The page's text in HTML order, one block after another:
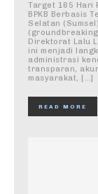
Target 165 Hari
BPKB Berbasis
Selatan
Direktorat Lalu
ini menjadi
administrasi
transparan,
masyarakat, […]
READ MORE